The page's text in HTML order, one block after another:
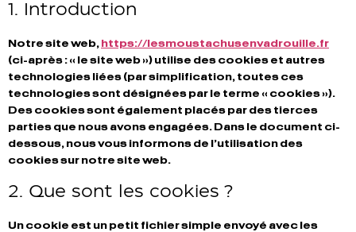
1. Introduction
Notre site web, https://lesmoustachusenvadrouille.fr
(ci-après : « le site web ») utilise des cookies et autres
technologies liées (par simplification, toutes ces
technologies sont désignées par le terme « cookies »).
Des cookies sont également placés par des tierces
parties que nous avons engagées. Dans le document ci-
dessous, nous vous informons de l’utilisation des
cookies sur notre site web.
2. Que sont les cookies ?
Un cookie est un petit fichier simple envoyé avec les